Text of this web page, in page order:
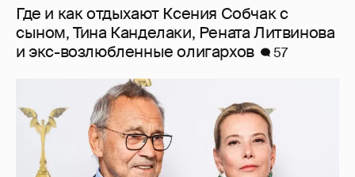
Где и как отдыхают Ксения Собчак с
сыном, Тина Канделаки, Рената Литвинова
и экс-возлюбленные олигархов
57